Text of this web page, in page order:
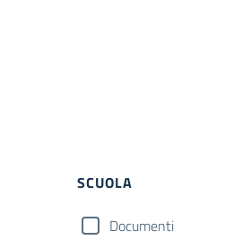
Filtri
Cerca
SCUOLA
Documenti